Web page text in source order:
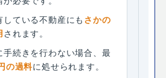
している不動産にも さかの
されます。
手続きを行わない場合、最
の過料に処せられます。